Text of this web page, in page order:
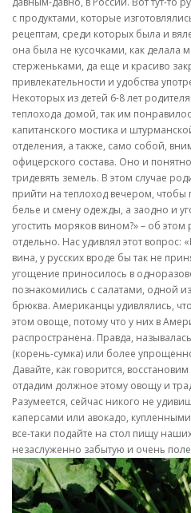
с продуктами, которые
рецептам, среди которых была и
она была не кусочками, как делала
стерженьками, да еще и красиво
привлекательности и удобства
Некоторых из детей 6-8 лет
теплохода домой, так им
капитанского мостика и
отделения, а также, само собой,
офицерского состава. Оно и
тридевять земель. В этом случае
прийти на теплоход вечером, чтобы
белье и смену одежды, а заодно и
угостить моряков вином?» – об
отдельно. Нас удивлял этот вопрос:
вина, у русских вроде бы так не
угощение приносилось в
познакомились с салатами, одной
брюква. Американцы удивлялись,
этом овоще, потому что у них в
распространена. Правда,
(корень-сумка) или более
Давайте, как говорится,
отдадим должное этому овощу и
Разумеется, сейчас никого не
каперсами или авокадо,
все-таки подайте на стол пищу
незаслуженно забытую и очень